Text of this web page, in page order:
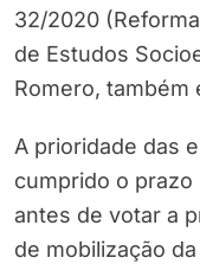
32/2020
de Estudos
Romero,
A prioridade das
cumprido o prazo
antes de votar a
de mobilização